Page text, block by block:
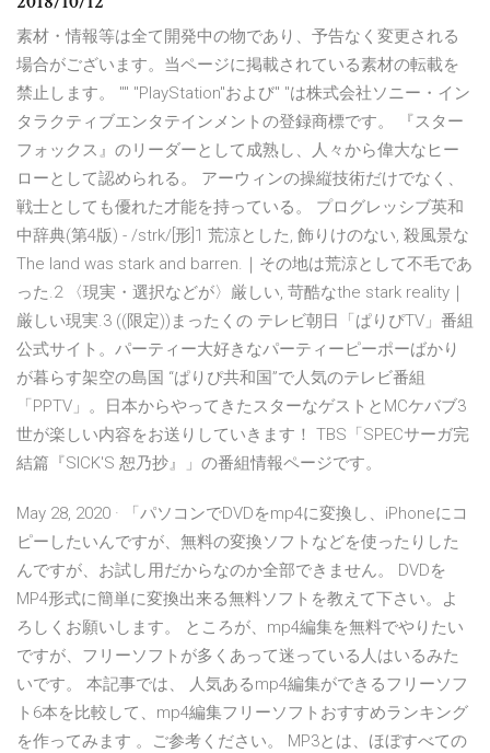
素材・情報等は全て開発中の物であり、予告なく変更される
場合がございます。当ページに掲載されている素材の転載を
禁止します。 "" "PlayStation"および" "は株式会社ソニー・イン
タラクティブエンタテインメントの登録商標です。 『スター
フォックス』のリーダーとして成熟し、人々から偉大なヒー
ローとして認められる。 アーウィンの操縦技術だけでなく、
戦士としても優れた才能を持っている。 プログレッシブ英和
中辞典(第4版) - /strk/[形]1 荒涼とした, 飾りけのない, 殺風景な
The land was stark and barren.｜その地は荒涼として不毛であ
った.2 〈現実・選択などが〉厳しい, 苛酷なthe stark reality｜
厳しい現実.3 ((限定))まったくの テレビ朝日「ぱりぴTV」番組
公式サイト。パーティー大好きなパーティーピーポーばかり
が暮らす架空の島国 “ぱりぴ共和国”で人気のテレビ番組
「PPTV」。日本からやってきたスターなゲストとMCケバブ3
世が楽しい内容をお送りしていきます！ TBS「SPECサーガ完
結篇『SICK'S 恕乃抄』」の番組情報ページです。
May 28, 2020 · 「パソコンでDVDをmp4に変換し、iPhoneにコ
ピーしたいんですが、無料の変換ソフトなどを使ったりした
んですが、お試し用だからなのか全部できません。 DVDを
MP4形式に簡単に変換出来る無料ソフトを教えて下さい。よ
ろしくお願いします。 ところが、mp4編集を無料でやりたい
ですが、フリーソフトが多くあって迷っている人はいるみた
いです。 本記事では、 人気あるmp4編集ができるフリーソフ
ト6本を比較して、mp4編集フリーソフトおすすめランキング
を作ってみます 。ご参考ください。 MP3とは、ほぼすべての